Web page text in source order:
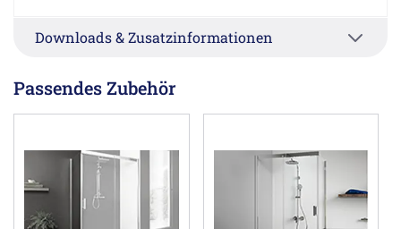
Downloads & Zusatzinformationen
Passendes Zubehör